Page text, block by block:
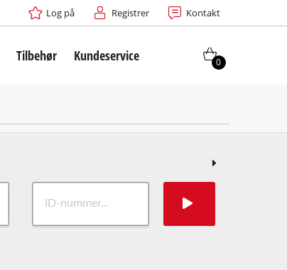
Log på Registrer Kontakt
Tilbehør Kundeservice 0